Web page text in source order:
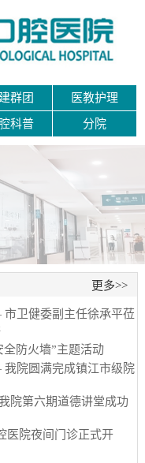
群团 医教护理
科普 分院
更多>>
卫健委副主任徐承平莅
全防火墙”主题活动
院圆满完成镇江市级院
院第六期道德讲堂成功
医院夜间门诊正式开